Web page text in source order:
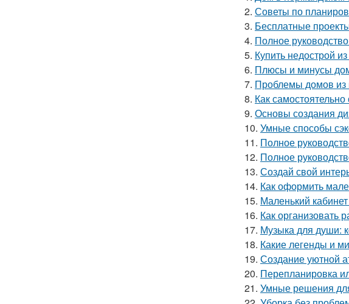
2. Советы по
3. Бесплатные
4. Полное
5. Купить недострой
6. Плюсы и минусы
7. Проблемы домов из
8. Как
9. Основы создания
10. Умные способы
11. Полное
12. Полное
13. Создай свой
14. Как оформить
15. Маленький
16. Как организовать
17. Музыка для души:
18. Какие легенды и
19. Создание уютной
20. Перепланировка
21. Умные решения